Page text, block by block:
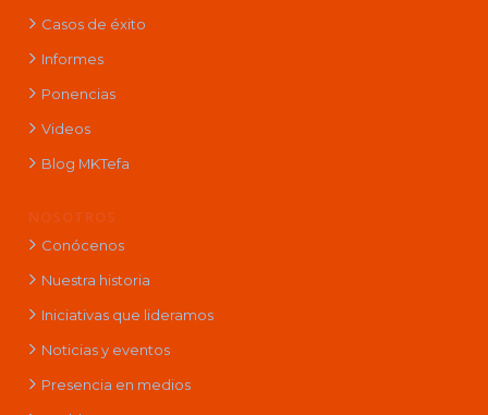
Casos de éxito
Informes
Ponencias
Videos
Blog MKTefa
NOSOTROS
Conócenos
Nuestra historia
Iniciativas que lideramos
Noticias y eventos
Presencia en medios